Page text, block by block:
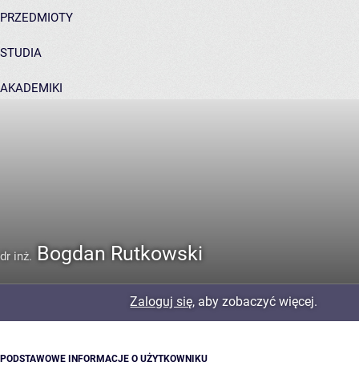
PRZEDMIOTY
STUDIA
AKADEMIKI
dr inż. Bogdan Rutkowski
Zaloguj się, aby zobaczyć więcej.
PODSTAWOWE INFORMACJE O UŻYTKOWNIKU